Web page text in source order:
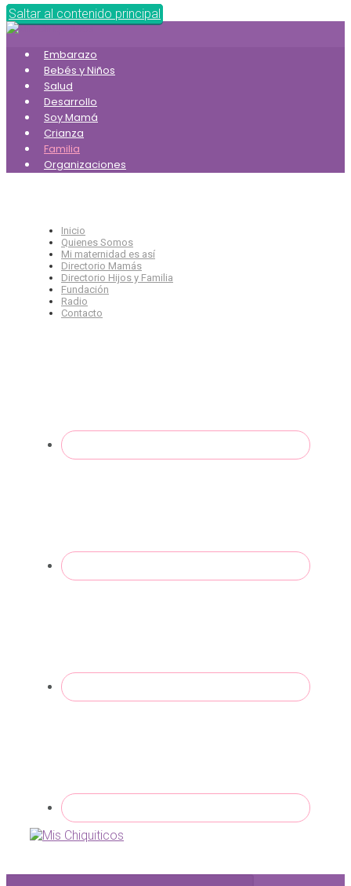
Saltar al contenido principal
Embarazo
Bebés y Niños
Salud
Desarrollo
Soy Mamá
Crianza
Familia
Organizaciones
Inicio
Quienes Somos
Mi maternidad es así
Directorio Mamás
Directorio Hijos y Familia
Fundación
Radio
Contacto